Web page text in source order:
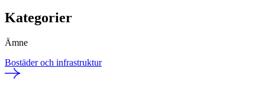
Kategorier
Ämne
Bostäder och infrastruktur